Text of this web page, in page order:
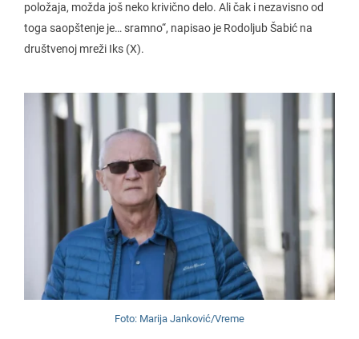
položaja, možda još neko krivično delo. Ali čak i nezavisno od
toga saopštenje je… sramno“, napisao je Rodoljub Šabić na
društvenoj mreži Iks (X).
Foto: Marija Janković/Vreme